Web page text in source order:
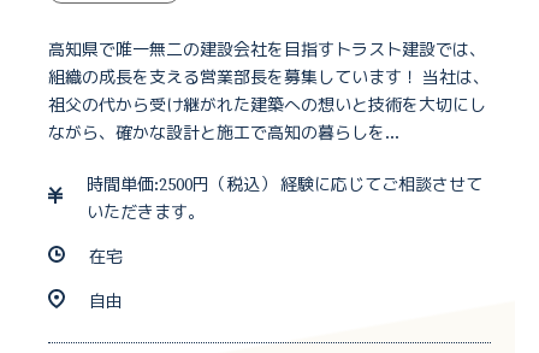
高知県で唯一無二の建設会社を目指すトラスト建設では、
組織の成長を支える営業部長を募集しています！ 当社は、
祖父の代から受け継がれた建築への想いと技術を大切にし
ながら、確かな設計と施工で高知の暮らしを...
時間単価:2500円（税込） 経験に応じてご相談させて
いただきます。
在宅
自由